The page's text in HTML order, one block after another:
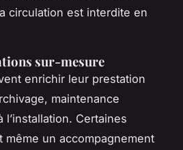
circulation est interdite en
sur-mesure
enrichir leur prestation
maintenance
Certaines
un accompagnement